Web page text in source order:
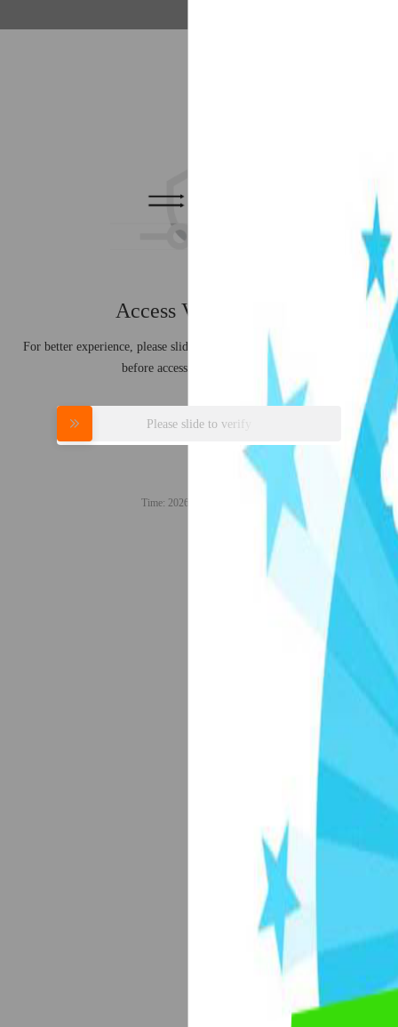
Access Verification
For better experience, please slide to complete the verification process
before accessing the web page.
Please slide to verify
Time: 2026-08-07 01:20:08